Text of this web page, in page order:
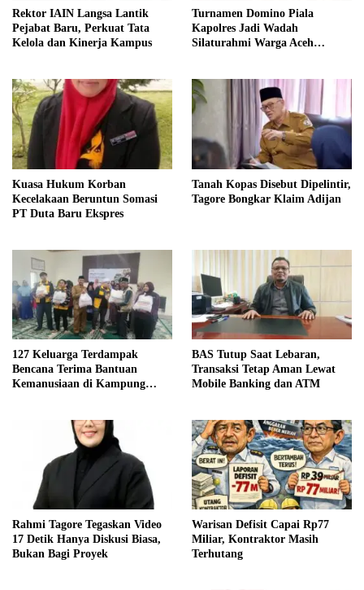
Rektor IAIN Langsa Lantik
Pejabat Baru, Perkuat Tata
Kelola dan Kinerja Kampus
Turnamen Domino Piala
Kapolres Jadi Wadah
Silaturahmi Warga Aceh
Kuasa Hukum Korban
Kecelakaan Beruntun Somasi
PT Duta Baru Ekspres
Tanah Kopas Disebut Dipelintir,
Tagore Bongkar Klaim Adijan
127 Keluarga Terdampak
Bencana Terima Bantuan
Kemanusiaan di Kampung
BAS Tutup Saat Lebaran,
Transaksi Tetap Aman Lewat
Mobile Banking dan ATM
Rahmi Tagore Tegaskan Video
17 Detik Hanya Diskusi Biasa,
Bukan Bagi Proyek
Warisan Defisit Capai Rp77
Miliar, Kontraktor Masih
Terhutang